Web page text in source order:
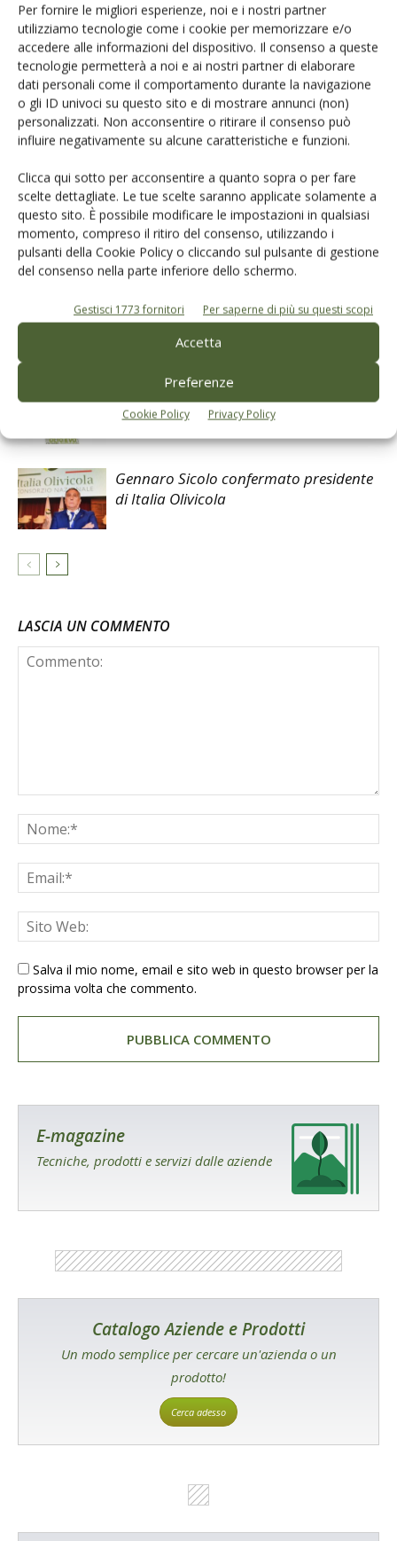
Per fornire le migliori esperienze, noi e i nostri partner
utilizziamo tecnologie come i cookie per memorizzare e/o
accedere alle informazioni del dispositivo. Il consenso a queste
tecnologie permetterà a noi e ai nostri partner di elaborare
dati personali come il comportamento durante la navigazione
o gli ID univoci su questo sito e di mostrare annunci (non)
personalizzati. Non acconsentire o ritirare il consenso può
influire negativamente su alcune caratteristiche e funzioni.
Clicca qui sotto per acconsentire a quanto sopra o per fare
scelte dettagliate. Le tue scelte saranno applicate solamente a
questo sito. È possibile modificare le impostazioni in qualsiasi
momento, compreso il ritiro del consenso, utilizzando i
pulsanti della Cookie Policy o cliccando sul pulsante di gestione
del consenso nella parte inferiore dello schermo.
Gestisci 1773 fornitori Per saperne di più su questi scopi
Accetta
Preferenze
Cookie Policy Privacy Policy
TAG Fondazione Pietro Ravanas Italia Olivicola
Facebook Twitter
Articoli correlati
L’extravergine spiegato con l’assaggio
al frantoio Salvagno
Mastro d’Oro 2026, il frantoiano al
centro della filiera dell’olio evo
Gennaro Sicolo confermato presidente
di Italia Olivicola
LASCIA UN COMMENTO
Salva il mio nome, email e sito web in questo browser per la
prossima volta che commento.
E-magazine
Tecniche, prodotti e servizi dalle aziende
Catalogo Aziende e Prodotti
Un modo semplice per cercare un'azienda o un
prodotto!
Cerca adesso